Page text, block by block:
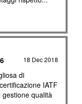
18 Dec 2018
di
IATF
qualità